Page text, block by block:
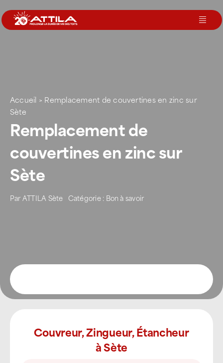
au
contenu
Nos agences
Votre toit
Accueil > Remplacement de couvertines en zinc sur
Sète
Remplacement de
couvertines en zinc sur
Sète
ParATTILA Sète Catégorie : Bon à savoir
Couvreur, Zingueur, Étancheur
à Sète